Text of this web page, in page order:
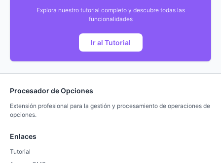
Explora nuestro tutorial completo y descubre todas las
funcionalidades
Ir al Tutorial
Procesador de Opciones
Extensión profesional para la gestión y procesamiento de operaciones de
opciones.
Enlaces
Tutorial